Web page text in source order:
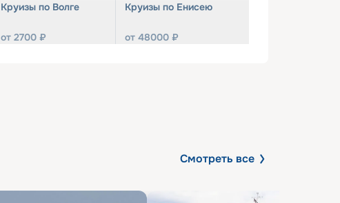
Круизы по Волге
от 2700 ₽
Круизы по Енисею
от 48000 ₽
Смотреть все